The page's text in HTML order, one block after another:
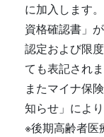
に加入します
資格確認書」
認定および限
ても表記されま
またマイナ保
知らせ」によ
※後期高齢者医